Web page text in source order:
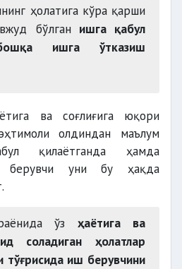
ва жамоавий ҳимоя
ахборот олиш;
мос келадиган
ҳолатига кўра қарши
бўлганишга қабул
ишга ўтказиш
ва соғлиғига юқори
олдиндан маълум
қилаётганда ҳамда
берувчи уни бу ҳақда
ўзҳаётига ва
соладиган ҳолатлар
тўғрисида иш берувчини